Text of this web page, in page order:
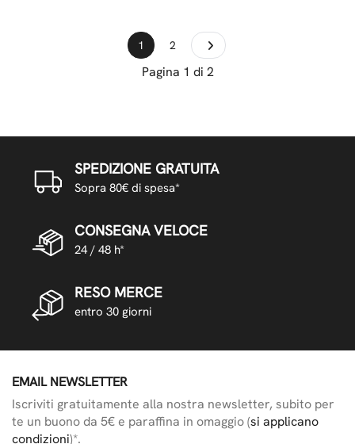
1 2
Pagina 1 di 2
SPEDIZIONE GRATUITA
Sopra 80€ di spesa*
CONSEGNA VELOCE
24 / 48 h*
RESO MERCE
entro 30 giorni
EMAIL NEWSLETTER
Iscriviti gratuitamente alla nostra newsletter, subito per
te un buono da 5€ e paraffina in omaggio (si applicano
condizioni)*.